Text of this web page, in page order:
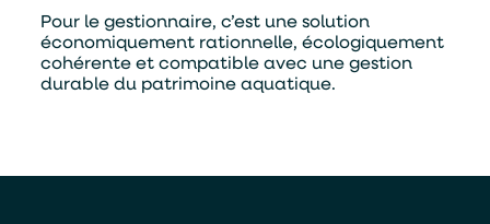
Pour le gestionnaire, c’est une solution
économiquement rationnelle, écologiquement
cohérente et compatible avec une gestion
durable du patrimoine aquatique.